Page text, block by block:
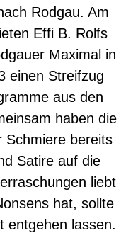
Rodgau. Am
Effi B. Rolfs
Maximal in
einen Streifzug
aus den
haben die
Schmiere bereits
Satire auf die
liebt
hat, sollte
entgehen lassen.